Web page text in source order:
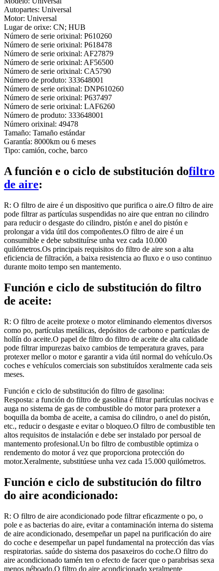
Autopartes: Universal
Motor: Universal
Lugar de orixe: CN; HUB
Número de serie orixinal: P610260
Número de serie orixinal: P618478
Número de serie orixinal: AF27879
Número de serie orixinal: AF56500
Número de serie orixinal: CA5790
Número de produto: 333648001
Número de serie orixinal: DNP610260
Número de serie orixinal: P637497
Número de serie orixinal: LAF6260
Número de produto: 333648001
Número orixinal: 49478
Tamaño: Tamaño estándar
Garantía: 8000km ou 6 meses
Tipo: camión, coche, barco
A función e o ciclo de substitución dofiltro
de aire:
R: O filtro de aire é un dispositivo que purifica o aire.O filtro de aire
pode filtrar as partículas suspendidas no aire que entran no cilindro
para reducir o desgaste do cilindro, pistón e anel do pistón e
prolongar a vida útil dos compoñentes.O filtro de aire é un
consumible e debe substituírse unha vez cada 10.000
quilómetros.Os principais requisitos do filtro de aire son a alta
eficiencia de filtración, a baixa resistencia ao fluxo e o uso continuo
durante moito tempo sen mantemento.
Función e ciclo de substitución do filtro
de aceite:
R: O filtro de aceite protexe o motor eliminando elementos diversos
como po, partículas metálicas, depósitos de carbono e partículas de
hollín do aceite.O papel de filtro do filtro de aceite de alta calidade
pode filtrar impurezas baixo cambios de temperatura graves, para
protexer mellor o motor e garantir a vida útil normal do vehículo.Os
coches e vehículos comerciais son substituídos xeralmente cada seis
meses.
Función e ciclo de substitución do filtro de gasolina:
Resposta: a función do filtro de gasolina é filtrar partículas nocivas e
auga no sistema de gas de combustible do motor para protexer a
boquilla da bomba de aceite, a camisa do cilindro, o anel do pistón,
etc., reducir o desgaste e evitar o bloqueo.O filtro de combustible ten
altos requisitos de instalación e debe ser instalado por persoal de
mantemento profesional.Un bo filtro de combustible optimiza o
rendemento do motor á vez que proporciona protección do
motor.Xeralmente, substitúese unha vez cada 15.000 quilómetros.
Función e ciclo de substitución do filtro
do aire acondicionado:
R: O filtro de aire acondicionado pode filtrar eficazmente o po, o
pole e as bacterias do aire, evitar a contaminación interna do sistema
de aire acondicionado, desempeñar un papel na purificación do aire
do coche e desempeñar un papel fundamental na protección das vías
respiratorias. saúde do sistema dos pasaxeiros do coche.O filtro do
aire acondicionado tamén ten o efecto de facer que o parabrisas sexa
menos néboado.O filtro do aire acondicionado xeralmente